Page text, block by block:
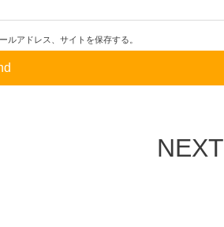
ルアドレス、サイトを保存する。
NEXT